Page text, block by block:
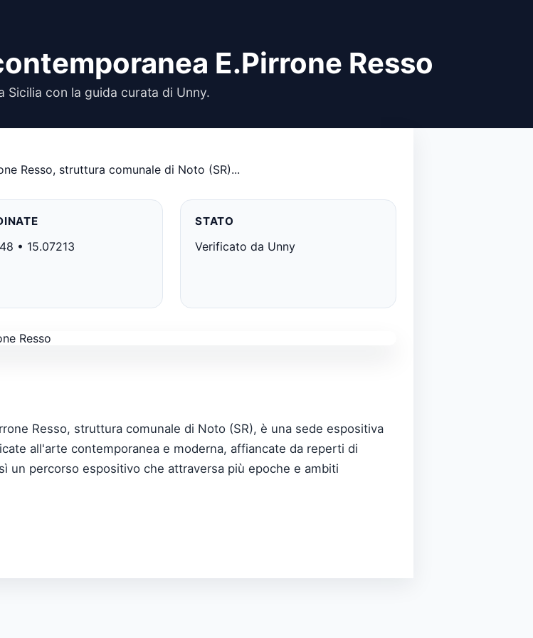
E.Pirrone Resso
con la guida curata di Unny.
Resso, struttura comunale di Noto (SR)...
• 15.07213
STATO
Verificato da Unny
Resso, struttura comunale di Noto (SR), è una sede espositiva
all'arte contemporanea e moderna, affiancate da reperti di
un percorso espositivo che attraversa più epoche e ambiti